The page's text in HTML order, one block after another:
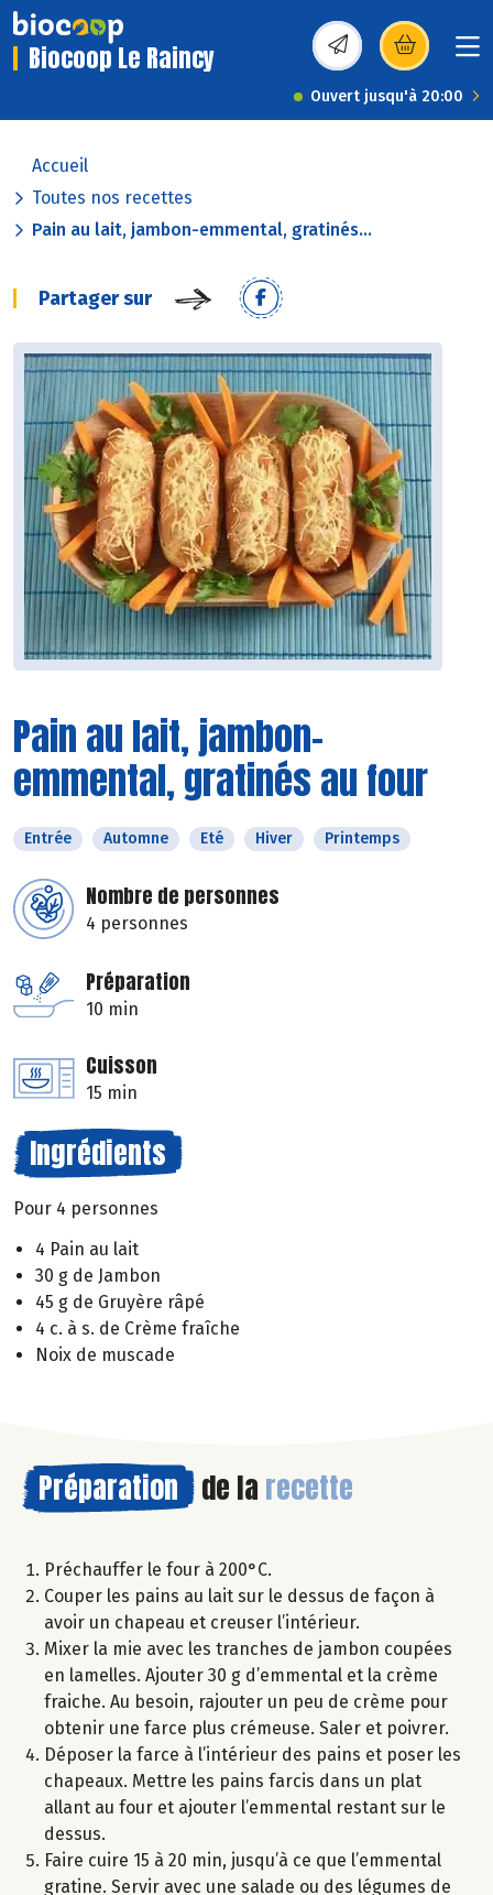
Biocoop Le Raincy (s’ouvre dans une
Ouvert jusqu'à 20:00
Accueil
Toutes nos recettes
Pain au lait, jambon-emmental, gratinés...
Partager sur
Pain au lait, jambon-
emmental, gratinés au four
Entrée Automne Eté Hiver Printemps
Nombre de personnes
4 personnes
Préparation
10 min
Cuisson
15 min
Ingrédients
Pour 4 personnes
4 Pain au lait
30 g de Jambon
45 g de Gruyère râpé
4 c. à s. de Crème fraîche
Noix de muscade
Préparation de la recette
Préchauffer le four à 200°C.
Couper les pains au lait sur le dessus de façon à
avoir un chapeau et creuser l’intérieur.
Mixer la mie avec les tranches de jambon coupées
en lamelles. Ajouter 30 g d’emmental et la crème
fraiche. Au besoin, rajouter un peu de crème pour
obtenir une farce plus crémeuse. Saler et poivrer.
Déposer la farce à l’intérieur des pains et poser les
chapeaux. Mettre les pains farcis dans un plat
allant au four et ajouter l’emmental restant sur le
dessus.
Faire cuire 15 à 20 min, jusqu’à ce que l’emmental
gratine. Servir avec une salade ou des légumes de